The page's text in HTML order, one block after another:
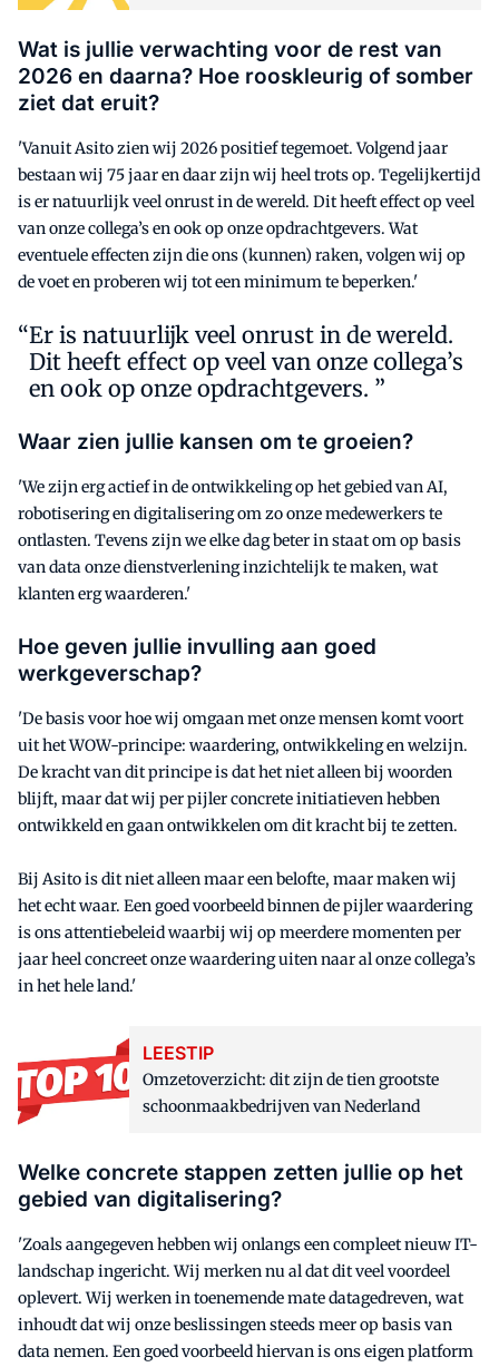
Wat is jullie verwachting voor de rest van
2026 en daarna? Hoe rooskleurig of somber
ziet dat eruit?
'Vanuit Asito zien wij 2026 positief tegemoet. Volgend jaar
bestaan wij 75 jaar en daar zijn wij heel trots op. Tegelijkertijd
is er natuurlijk veel onrust in de wereld. Dit heeft effect op veel
van onze collega’s en ook op onze opdrachtgevers. Wat
eventuele effecten zijn die ons (kunnen) raken, volgen wij op
de voet en proberen wij tot een minimum te beperken.'
Er is natuurlijk veel onrust in de wereld.
Dit heeft effect op veel van onze collega’s
en ook op onze opdrachtgevers. ”
Waar zien jullie kansen om te groeien?
'We zijn erg actief in de ontwikkeling op het gebied van AI,
robotisering en digitalisering om zo onze medewerkers te
ontlasten. Tevens zijn we elke dag beter in staat om op basis
van data onze dienstverlening inzichtelijk te maken, wat
klanten erg waarderen.'
Hoe geven jullie invulling aan goed
werkgeverschap?
'De basis voor hoe wij omgaan met onze mensen komt voort
uit het WOW-principe: waardering, ontwikkeling en welzijn.
De kracht van dit principe is dat het niet alleen bij woorden
blijft, maar dat wij per pijler concrete initiatieven hebben
ontwikkeld en gaan ontwikkelen om dit kracht bij te zetten.
Bij Asito is dit niet alleen maar een belofte, maar maken wij
het echt waar. Een goed voorbeeld binnen de pijler waardering
is ons attentiebeleid waarbij wij op meerdere momenten per
jaar heel concreet onze waardering uiten naar al onze collega’s
in het hele land.'
LEESTIP
Omzetoverzicht: dit zijn de tien grootste
schoonmaakbedrijven van Nederland
Welke concrete stappen zetten jullie op het
gebied van digitalisering?
'Zoals aangegeven hebben wij onlangs een compleet nieuw IT-
landschap ingericht. Wij merken nu al dat dit veel voordeel
oplevert. Wij werken in toenemende mate datagedreven, wat
inhoudt dat wij onze beslissingen steeds meer op basis van
data nemen. Een goed voorbeeld hiervan is ons eigen platform